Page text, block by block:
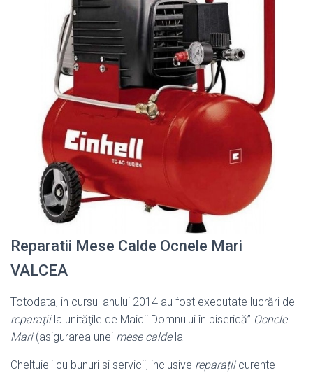
Reparatii Mese Calde Ocnele Mari
VALCEA
Totodata, in cursul anului 2014 au fost executate lucrări de
reparaţiila unităţile de Maicii Domnului în biserică” Ocnele
Mari(asigurarea unei mese caldela
Cheltuieli cu bunuri si servicii, inclusive reparațiicurente